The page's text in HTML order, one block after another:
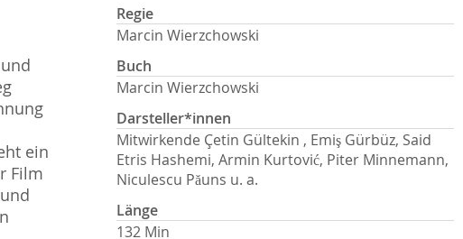
ein
Film
Regie
Marcin Wierzchowski
Buch
Marcin Wierzchowski
Darsteller*innen
Mitwirkende Çetin Gültekin , Emiş Gürbüz, Said
Etris Hashemi, Armin Kurtović, Piter Minnemann,
Niculescu Păuns u. a.
Länge
132 Min